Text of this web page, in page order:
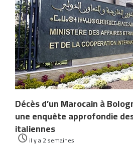
Décès d’un Marocain à
une enquête approfondie
italiennes
il y a 2 semaines